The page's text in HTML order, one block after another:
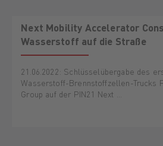
Next Mobility Accelerator
Wasserstoff auf die Straße
21.06.2022: Schlüsselübergabe des
Wasserstoff-Brennstoffzellen-Trucks
Group auf der PIN21 Next …